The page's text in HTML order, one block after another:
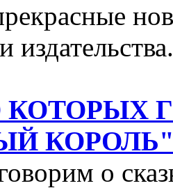
издательства.
КОТОРЫХ
о